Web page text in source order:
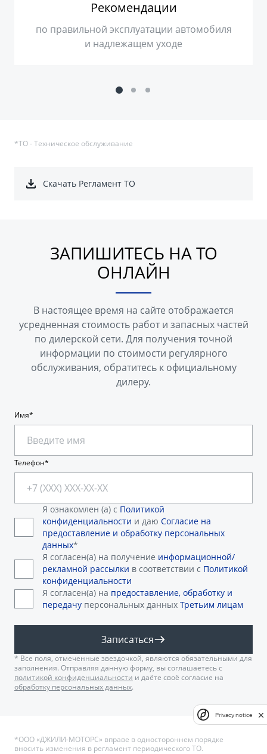
Рекомендации
по правильной эксплуатации автомобиля
и надлежащем уходе
*ТО - Техническое обслуживание
Скачать Регламент ТО
ЗАПИШИТЕСЬ НА ТО
ОНЛАЙН
В настоящее время на сайте отображается
усредненная стоимость работ и запасных частей
по дилерской сети. Для получения точной
информации по стоимости регулярного
обслуживания, обратитесь к официальному
дилеру.
Имя
Телефон
Я ознакомлен (а) с Политикой
конфиденциальности и даю Согласие на
предоставление и обработку персональных
данных*
Я согласен(а) на получение информационной/
рекламной рассылки в соответствии с Политикой
конфиденциальности
Я согласен(а) на предоставление, обработку и
передачу персональных данных Третьим лицам
Записаться
* Все поля, отмеченные звездочкой, являются обязательными для
заполнения. Отправляя данную форму, вы соглашаетесь с
политикой конфиденциальности и даёте своё согласие на
обработку персональных данных.
*ООО «ДЖИЛИ-МОТОРС» вправе в одностороннем порядке
вносить изменения в регламент периодического ТО.
Privacy notice